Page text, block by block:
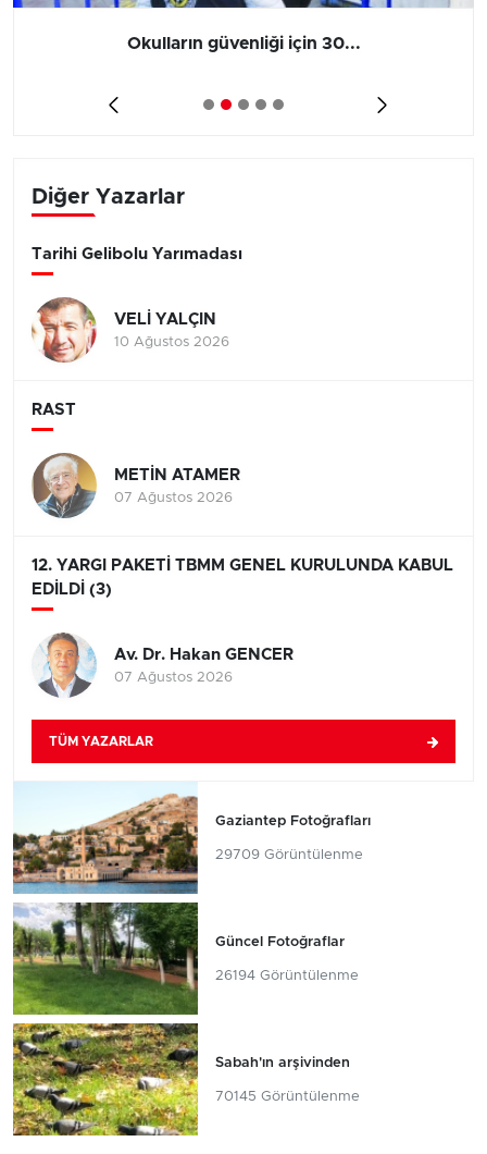
Okulların güvenliği için 30...
Diğer Yazarlar
Tarihi Gelibolu Yarımadası
VELİ YALÇIN
10 Ağustos 2026
RAST
METİN ATAMER
07 Ağustos 2026
12. YARGI PAKETİ TBMM GENEL KURULUNDA KABUL
EDİLDİ (3)
Av. Dr. Hakan GENCER
07 Ağustos 2026
TÜM YAZARLAR
Gaziantep Fotoğrafları
29709 Görüntülenme
Güncel Fotoğraflar
26194 Görüntülenme
Sabah'ın arşivinden
70145 Görüntülenme